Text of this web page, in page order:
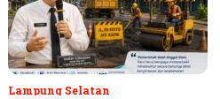
Lampung Selatan